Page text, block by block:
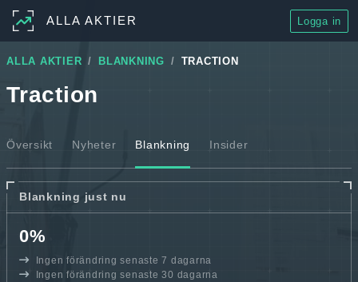
ALLA AKTIER Logga in
ALLA AKTIER BLANKNING TRACTION
Traction
Översikt Nyheter Blankning Insider
Blankning just nu
0%
Ingen förändring senaste 7 dagarna
Ingen förändring senaste 30 dagarna